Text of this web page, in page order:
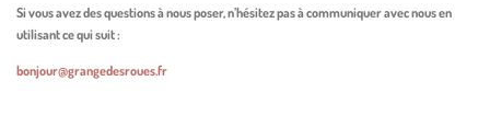
Si vous avez des questions à nous poser, n’hésitez pas à communiquer avec nous en
utilisant ce qui suit :
bonjour@grangedesroues.fr